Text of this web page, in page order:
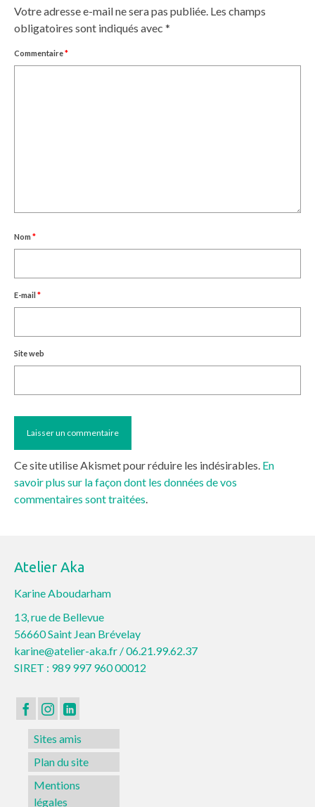
Votre adresse e-mail ne sera pas publiée. Les champs
obligatoires sont indiqués avec *
Commentaire*
Nom *
E-mail *
Site web
Ce site utilise Akismet pour réduire les indésirables. En
savoir plus sur la façon dont les données de vos
commentaires sont traitées.
Atelier Aka
Karine Aboudarham
13, rue de Bellevue
56660 Saint Jean Brévelay
karine@atelier-aka.fr /06.21.99.62.37
SIRET : 989 997 960 00012
Sites amis
Plan du site
Mentions
légales